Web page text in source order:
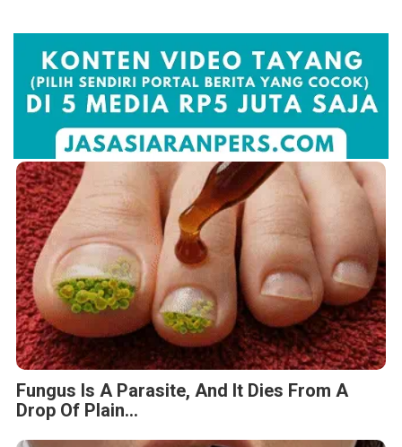
Fungus Is A Parasite, And It Dies From A
Drop Of Plain...